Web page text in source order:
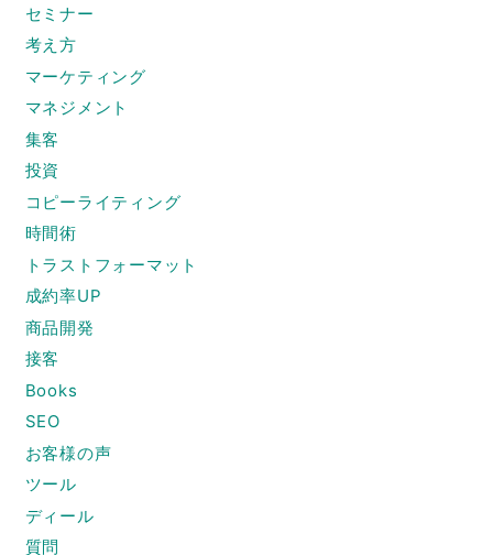
セミナー
考え方
マーケティング
マネジメント
集客
投資
コピーライティング
時間術
トラストフォーマット
成約率UP
商品開発
接客
Books
SEO
お客様の声
ツール
ディール
質問